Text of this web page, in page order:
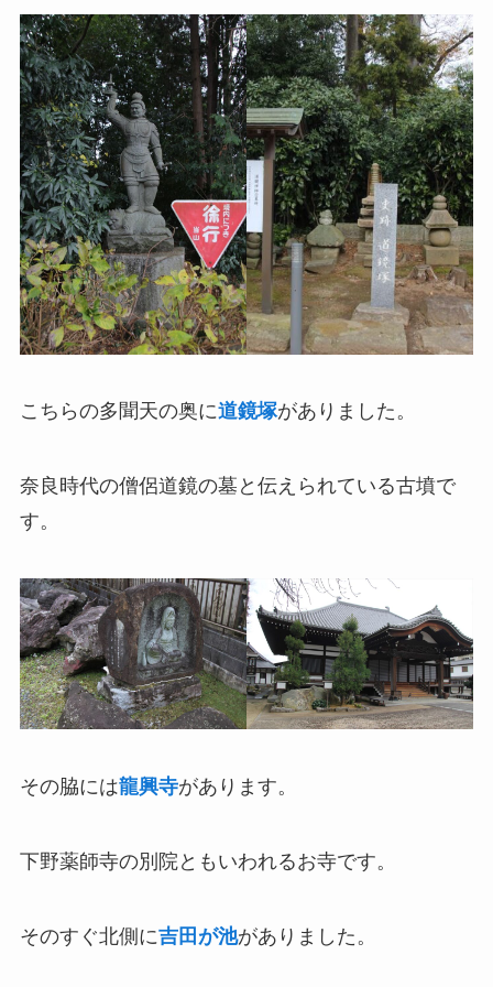
こちらの多聞天の奥に道鏡塚がありました。
奈良時代の僧侶道鏡の墓と伝えられている古墳で
す。
その脇には龍興寺があります。
下野薬師寺の別院ともいわれるお寺です。
そのすぐ北側に吉田が池がありました。